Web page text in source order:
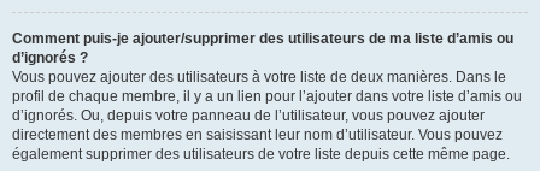
Comment puis-je ajouter/supprimer des utilisateurs de ma liste d’amis ou
d’ignorés ?
Vous pouvez ajouter des utilisateurs à votre liste de deux manières. Dans le
profil de chaque membre, il y a un lien pour l’ajouter dans votre liste d’amis ou
d’ignorés. Ou, depuis votre panneau de l’utilisateur, vous pouvez ajouter
directement des membres en saisissant leur nom d’utilisateur. Vous pouvez
également supprimer des utilisateurs de votre liste depuis cette même page.